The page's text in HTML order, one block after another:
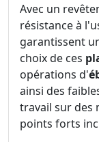
Avec un
résistance à
garantissent
choix de ces
opérations d'
ainsi des
travail sur des
points forts